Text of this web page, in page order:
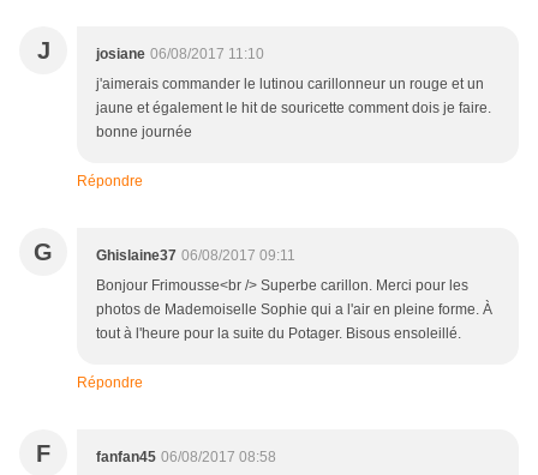
J josiane 06/08/2017 11:10
j'aimerais commander le lutinou carillonneur un rouge et un
jaune et également le hit de souricette comment dois je faire.
bonne journée
Répondre
G Ghislaine37 06/08/2017 09:11
Bonjour Frimousse<br /> Superbe carillon. Merci pour les
photos de Mademoiselle Sophie qui a l'air en pleine forme. À
tout à l'heure pour la suite du Potager. Bisous ensoleillé.
Répondre
F fanfan45 06/08/2017 08:58